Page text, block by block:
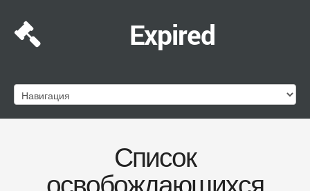
Expired
Список
освобождающихся